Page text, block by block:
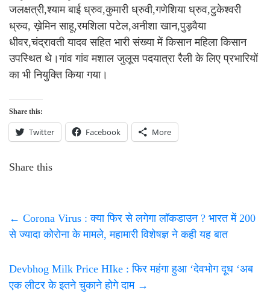
जलक्षत्री,श्याम बाई ध्रुव,कुमारी ध्रुवी,गणेशिया ध्रुव,टुकेश्वरी
ध्रुव, ख़ेमिन साहू,रमशिला पटेल,अनीशा खान,पुड़वैया
धीवर,चंद्रावती यादव सहित भारी संख्या में किसान महिला किसान
उपस्थित थे।गांव गांव मशाल जुलूस पदयात्रा रैली के लिए प्रभारियों
का भी नियुक्ति किया गया।
Share this:
Twitter Facebook More
Share this
← Corona Virus : क्या फिर से लगेगा लॉकडाउन ? भारत में 200
से ज्यादा कोरोना के मामले, महामारी विशेषज्ञ ने कही यह बात
Devbhog Milk Price HIke : फिर महंगा हुआ ‘देवभोग दूध ‘अब
एक लीटर के इतने चुकाने होगे दाम →